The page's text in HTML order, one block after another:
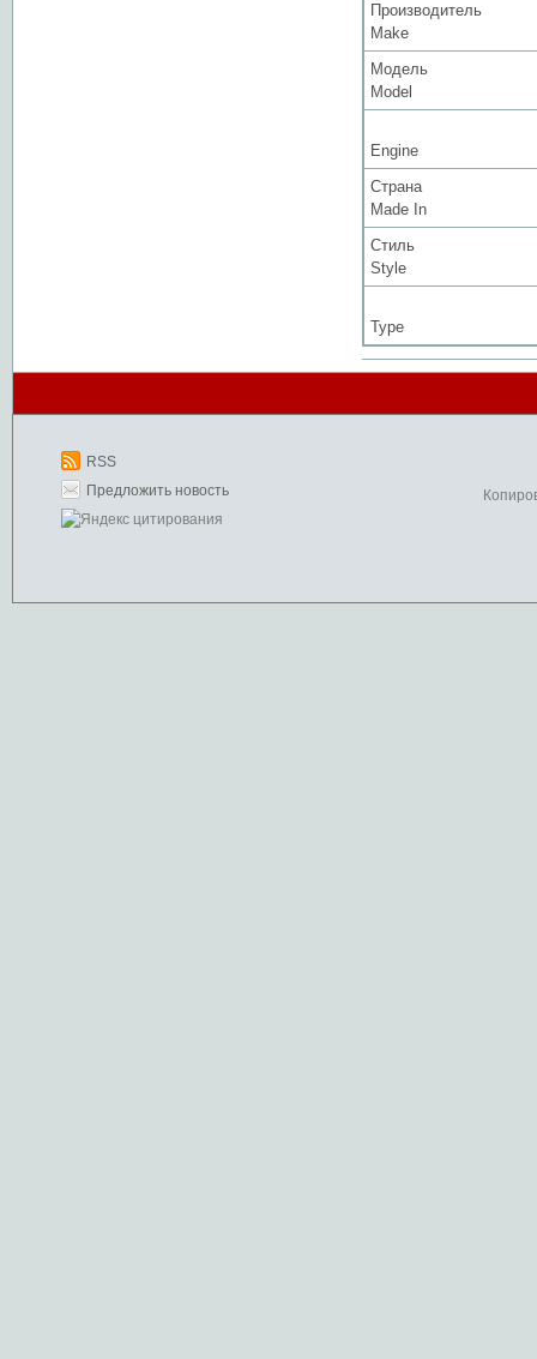
Производитель
Make
Модель
Model
Engine
Страна
Made In
Стиль
Style
Type
RSS
Предложить новость